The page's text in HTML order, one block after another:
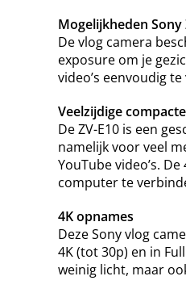
Mogelijkheden Sony
De vlog camera
exposure om je
video’s eenvoudig
Veelzijdige
De ZV-E10 is een
namelijk voor veel
YouTube video’s.
computer te
4K opnames
Deze Sony vlog
4K (tot 30p) en in
weinig licht, maar